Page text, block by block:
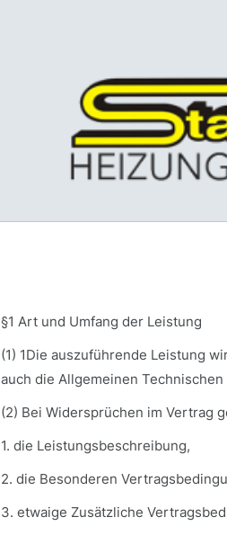
§1 Art und Umfang der Leistung
(1) 1Die auszuführende Leistung
auch die Allgemeinen
(2) Bei Widersprüchen im Vertrag
1. die Leistungsbeschreibung,
2. die Besonderen
3. etwaige Zusätzliche